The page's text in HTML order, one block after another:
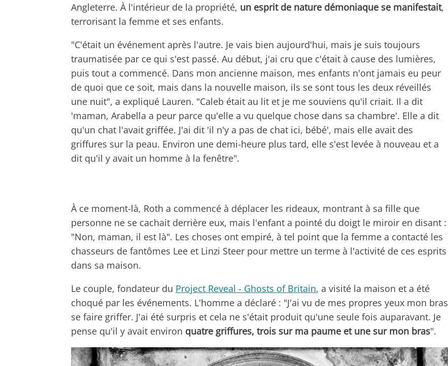
Angleterre. À l'intérieur de la propriété, un esprit de nature démoniaque se manifestait,
terrorisant la femme et ses enfants.
"C'était un événement après l'autre. Je vais bien aujourd'hui, mais je suis toujours
traumatisée par ce qui s'est passé. Au début, j'ai cru que c'était à cause des lumières,
puis tout a commencé. Dans mon ancienne maison, mes enfants n'ont jamais eu peur
de quoi que ce soit, mais dans la nouvelle maison, ils se sont tous les deux réveillés
une nuit", a expliqué Lauren. "Caleb était au lit et je me souviens qu'il criait. Il a dit
'maman, Arabella a peur parce qu'elle a vu quelque chose dans sa chambre'. Elle a dit
qu'un chat l'avait griffée. J'ai dit 'il n'y a pas de chat ici, bébé', mais elle avait des
griffures sur la peau. Environ une demi-heure plus tard, elle s'est levée à nouveau et a
dit qu'il y avait un homme à la fenêtre".
À ce moment-là, Roth a commencé à déplacer les rideaux, montrant à sa fille que
personne ne se cachait derrière eux, mais l'enfant a pointé du doigt le miroir en disant :
"Non, maman, il est là". Les choses ont empiré, à tel point que la femme a contacté les
chasseurs de fantômes Lee et Linzi Steer pour mettre un terme à l'activité de ces esprits
dans sa maison.
Le couple, fondateur du Project Reveal - Ghosts of Britain, a visité la maison et a été
choqué par les événements. L'homme a déclaré : "J'ai vu de mes propres yeux mon bras
se faire griffer. J'ai été surpris et cela ne s'était produit qu'une seule fois auparavant. Je
pense qu'il y avait environ quatre griffures, trois sur ma paume et une sur mon bras".